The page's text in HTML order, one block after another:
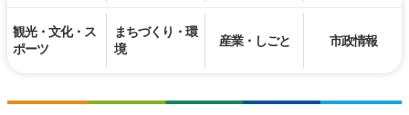
観光・文化・ス
ポーツ
まちづくり・環
境
産業・しごと 市政情報